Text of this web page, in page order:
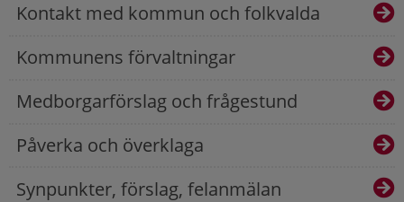
Kontakt med kommun och folkvalda
Kommunens förvaltningar
Medborgarförslag och frågestund
Påverka och överklaga
Synpunkter, förslag, felanmälan